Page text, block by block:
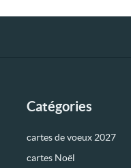
Catégories
cartes de voeux 2027
cartes Noël